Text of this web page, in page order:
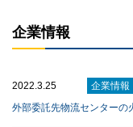
企業情報
2022.3.25
企業情報
外部委託先物流センターの